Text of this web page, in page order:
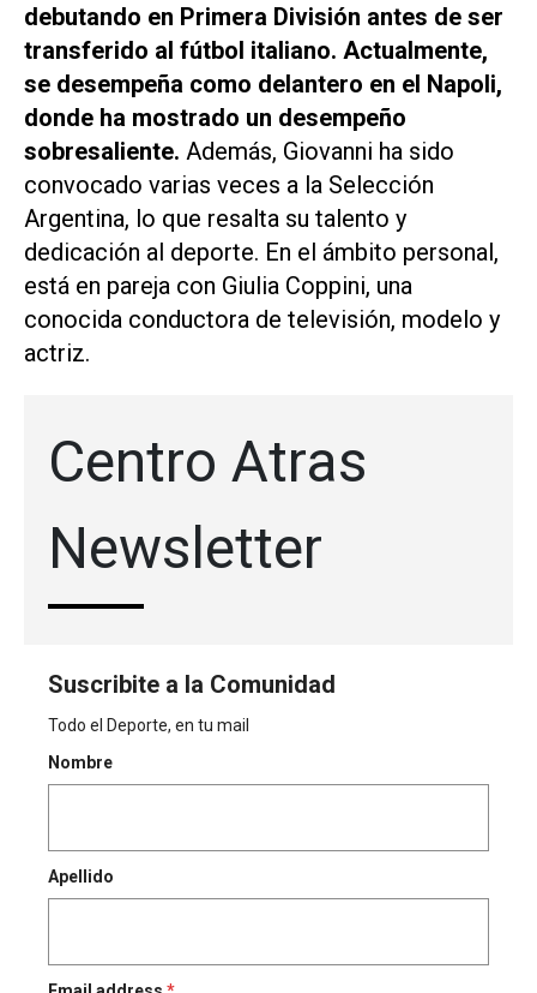
debutando en Primera División antes de ser
transferido al fútbol italiano. Actualmente,
se desempeña como delantero en el Napoli,
donde ha mostrado un desempeño
sobresaliente. Además, Giovanni ha sido
convocado varias veces a la Selección
Argentina, lo que resalta su talento y
dedicación al deporte. En el ámbito personal,
está en pareja con Giulia Coppini, una
conocida conductora de televisión, modelo y
actriz.